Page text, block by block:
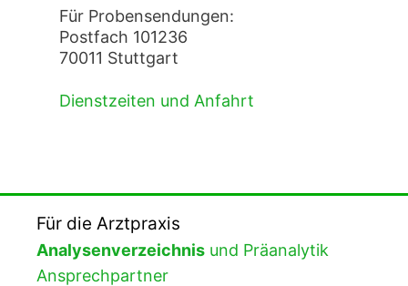
Für Probensendungen:
Postfach 101236
70011 Stuttgart
Dienstzeiten und Anfahrt
Für die Arztpraxis
Analysenverzeichnis und Präanalytik
Ansprechpartner